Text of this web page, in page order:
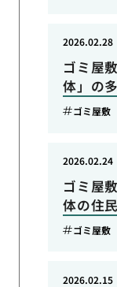
ゴミ屋
体」の
2026.02.28
ゴミ屋敷
ゴミ屋
体の住
2026.02.24
ゴミ屋敷
2026.02.15